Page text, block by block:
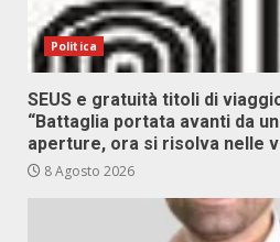
Politica
SEUS e gratuità titoli di
“Battaglia portata avanti da
aperture, ora si risolva nelle
8 Agosto 2026